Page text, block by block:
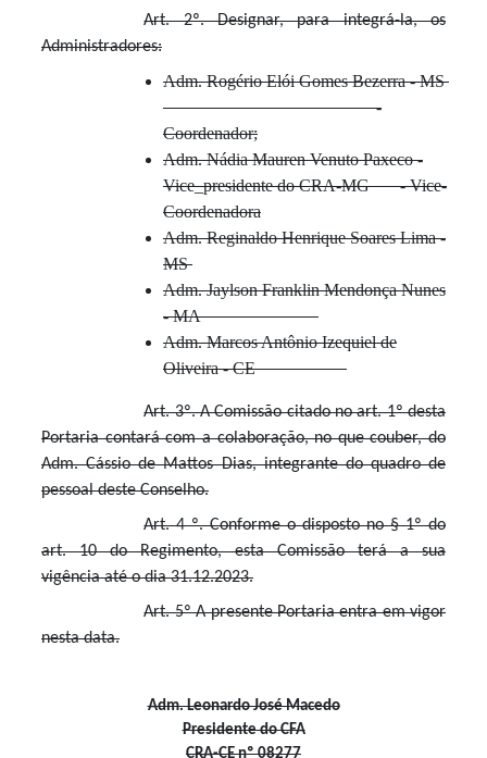
Art. 2º. Designar, para integrá-la, os
Administradores:
Adm. Rogério Elói Gomes Bezerra - MS
-
Coordenador;
Adm. Nádia Mauren Venuto Paxeco -
Vice_presidente do CRA-MG - Vice-
Coordenadora
Adm. Reginaldo Henrique Soares Lima -
MS
Adm. Jaylson Franklin Mendonça Nunes
- MA
Adm. Marcos Antônio Izequiel de
Oliveira - CE
Art. 3º. A Comissão citado no art. 1º desta
Portaria contará com a colaboração, no que couber, do
Adm. Cássio de Mattos Dias, integrante do quadro de
pessoal deste Conselho.
Art. 4 º. Conforme o disposto no § 1º do
art. 10 do Regimento, esta Comissão terá a sua
vigência até o dia 31.12.2023.
Art. 5º A presente Portaria entra em vigor
nesta data.
Adm. Leonardo José Macedo
Presidente do CFA
CRA-CE nº 08277